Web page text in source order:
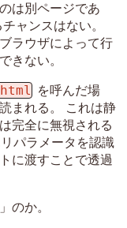
は別ページであ
ャンスはない。
ラウザによって行
きない。
を呼んだ場
まれる。 これは静
完全に無視される
パラメータを認識
に渡すことで透過
のか。